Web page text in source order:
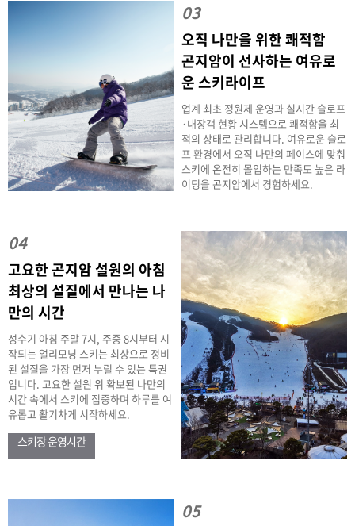
03
오직 나만을 위한 쾌적함
곤지암이 선사하는 여유로
운 스키라이프
업계 최초 정원제 운영과 실시간 슬로프
·내장객 현황 시스템으로 쾌적함을 최
적의 상태로 관리합니다. 여유로운 슬로
프 환경에서 오직 나만의 페이스에 맞춰
스키에 온전히 몰입하는 만족도 높은 라
이딩을 곤지암에서 경험하세요.
04
고요한 곤지암 설원의 아침
최상의 설질에서 만나는 나
만의 시간
성수기 아침 주말 7시, 주중 8시부터 시
작되는 얼리모닝 스키는 최상으로 정비
된 설질을 가장 먼저 누릴 수 있는 특권
입니다. 고요한 설원 위 확보된 나만의
시간 속에서 스키에 집중하며 하루를 여
유롭고 활기차게 시작하세요.
스키장 운영시간
05